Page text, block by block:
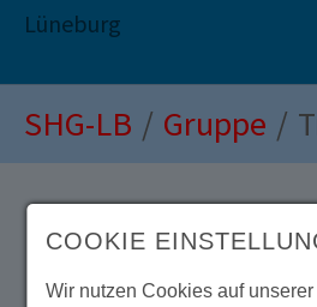
Lüneburg
SHG-LB Gruppe
COOKIE
Wir nutzen Cookies auf